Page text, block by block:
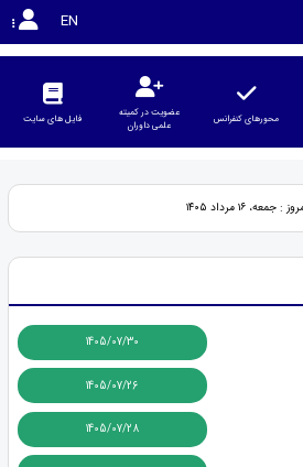
EN
محورهای کنفرانس
عضویت در کمیته
علمی داوران
فایل های سایت
: جمعه، ۱۶ مرداد ۱۴۰۵
1405/07/30
1405/07/26
1405/07/28